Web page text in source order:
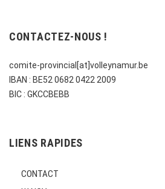
CONTACTEZ-NOUS !
comite-provincial[at]volleynamur.be
IBAN : BE52 0682 0422 2009
BIC : GKCCBEBB
LIENS RAPIDES
CONTACT